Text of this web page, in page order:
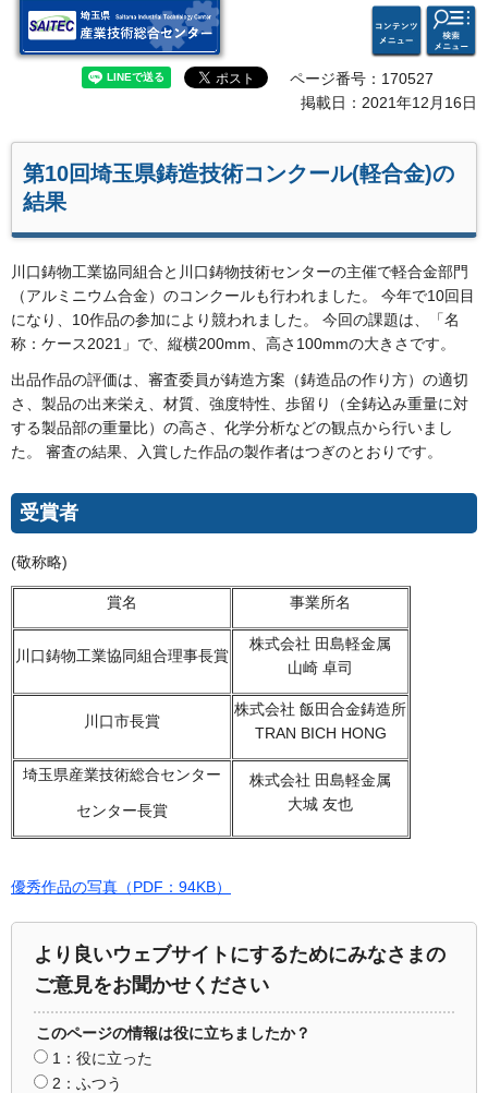
埼玉県 産業技術総合セン
コンテ
ンツメ
ニュー
検索・
共通メ
ニュー
ページ番号：170527
掲載日：2021年12月16日
第10回埼玉県鋳造技術コンクール(軽合金)の
結果
川口鋳物工業協同組合と川口鋳物技術センターの主催で軽合金部門
（アルミニウム合金）のコンクールも行われました。 今年で10回目
になり、10作品の参加により競われました。 今回の課題は、「名
称：ケース2021」で、縦横200mm、高さ100mmの大きさです。
出品作品の評価は、審査委員が鋳造方案（鋳造品の作り方）の適切
さ、製品の出来栄え、材質、強度特性、歩留り（全鋳込み重量に対
する製品部の重量比）の高さ、化学分析などの観点から行いまし
た。 審査の結果、入賞した作品の製作者はつぎのとおりです。
受賞者
(敬称略)
賞名 事業所名
川口鋳物工業協同組合理事長賞
株式会社 田島軽金属
山崎 卓司
川口市長賞
株式会社 飯田合金鋳造所
TRAN BICH HONG
埼玉県産業技術総合センター
センター長賞
株式会社 田島軽金属
大城 友也
優秀作品の写真（PDF：94KB）
より良いウェブサイトにするためにみなさまの
ご意見をお聞かせください
このページの情報は役に立ちましたか？
1：役に立った
2：ふつう